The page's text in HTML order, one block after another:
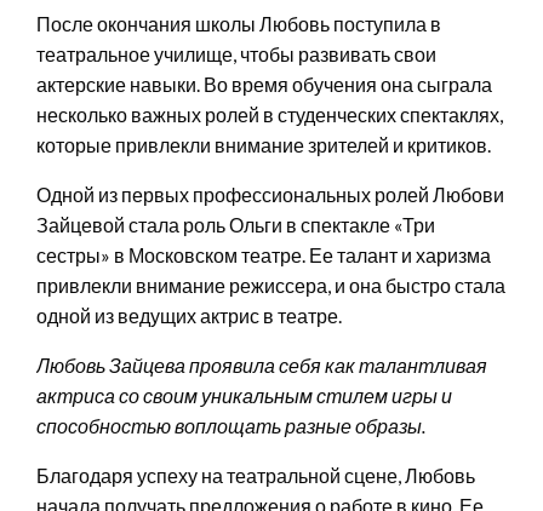
После окончания школы Любовь поступила в
театральное училище, чтобы развивать свои
актерские навыки. Во время обучения она сыграла
несколько важных ролей в студенческих спектаклях,
которые привлекли внимание зрителей и критиков.
Одной из первых профессиональных ролей Любови
Зайцевой стала роль Ольги в спектакле «Три
сестры» в Московском театре. Ее талант и харизма
привлекли внимание режиссера, и она быстро стала
одной из ведущих актрис в театре.
Любовь Зайцева проявила себя как талантливая
актриса со своим уникальным стилем игры и
способностью воплощать разные образы.
Благодаря успеху на театральной сцене, Любовь
начала получать предложения о работе в кино. Ее